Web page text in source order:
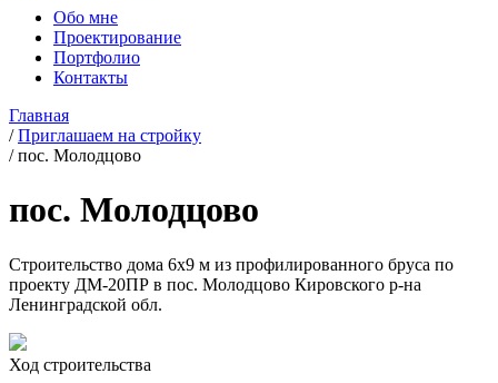
Обо мне
Проектирование
Портфолио
Контакты
Главная
/ Приглашаем на стройку
/ пос. Молодцово
пос. Молодцово
Строительство дома 6х9 м из профилированного бруса по
проекту ДМ-20ПР в пос. Молодцово Кировского р-на
Ленинградской обл.
Ход строительства